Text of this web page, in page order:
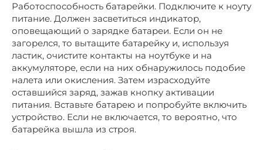
Работоспособность батарейки. Подключите к ноуту
питание. Должен засветиться индикатор,
оповещающий о зарядке батареи. Если он не
загорелся, то вытащите батарейку и, используя
ластик, очистите контакты на ноутбуке и на
аккумуляторе, если на них обнаружилось подобие
налета или окисления. Затем израсходуйте
оставшийся заряд, зажав кнопку активации
питания. Вставьте батарею и попробуйте включить
устройство. Если не включается, то вероятно, что
батарейка вышла из строя.